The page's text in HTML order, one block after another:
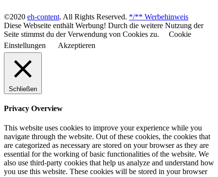
©2020 eh-content. All Rights Reserved. */** Werbehinweis
Diese Webseite enthält Werbung! Durch die weitere Nutzung der
Seite stimmst du der Verwendung von Cookies zu.
Cookie
Einstellungen
Akzeptieren
Schließen
Privacy Overview
This website uses cookies to improve your experience while you
navigate through the website. Out of these cookies, the cookies that
are categorized as necessary are stored on your browser as they are
essential for the working of basic functionalities of the website. We
also use third-party cookies that help us analyze and understand how
you use this website. These cookies will be stored in your browser